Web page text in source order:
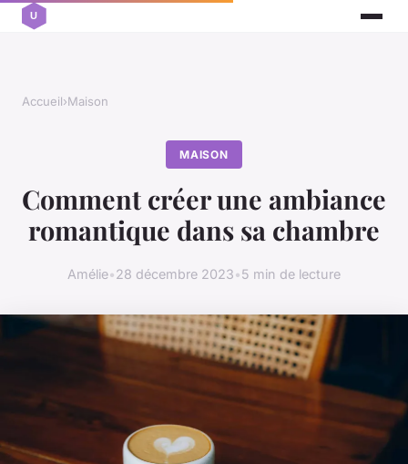
Accueil›Maison
MAISON
Comment créer une ambiance
romantique dans sa chambre
Amélie•28 décembre 2023•5 min de lecture